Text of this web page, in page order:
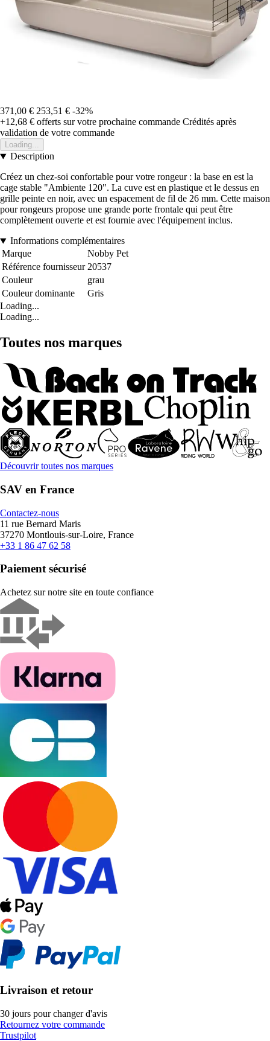
371,00 € 253,51 € -32%
+12,68 € offerts sur votre prochaine commande Crédités après
validation de votre commande
Loading...
Description
Créez un chez-soi confortable pour votre rongeur : la base en est la
cage stable "Ambiente 120". La cuve est en plastique et le dessus en
grille peinte en noir, avec un espacement de fil de 26 mm. Cette maison
pour rongeurs propose une grande porte frontale qui peut être
complètement ouverte et est fournie avec l'équipement inclus.
Informations complémentaires
Marque
Nobby Pet
Référence fournisseur 20537
Couleur
grau
Couleur dominante
Gris
Loading...
Loading...
Toutes nos marques
Découvrir toutes nos marques
SAV en France
Contactez-nous
11 rue Bernard Maris
37270 Montlouis-sur-Loire, France
+33 1 86 47 62 58
Paiement sécurisé
Achetez sur notre site en toute confiance
Livraison et retour
30 jours pour changer d'avis
Retournez votre commande
Trustpilot